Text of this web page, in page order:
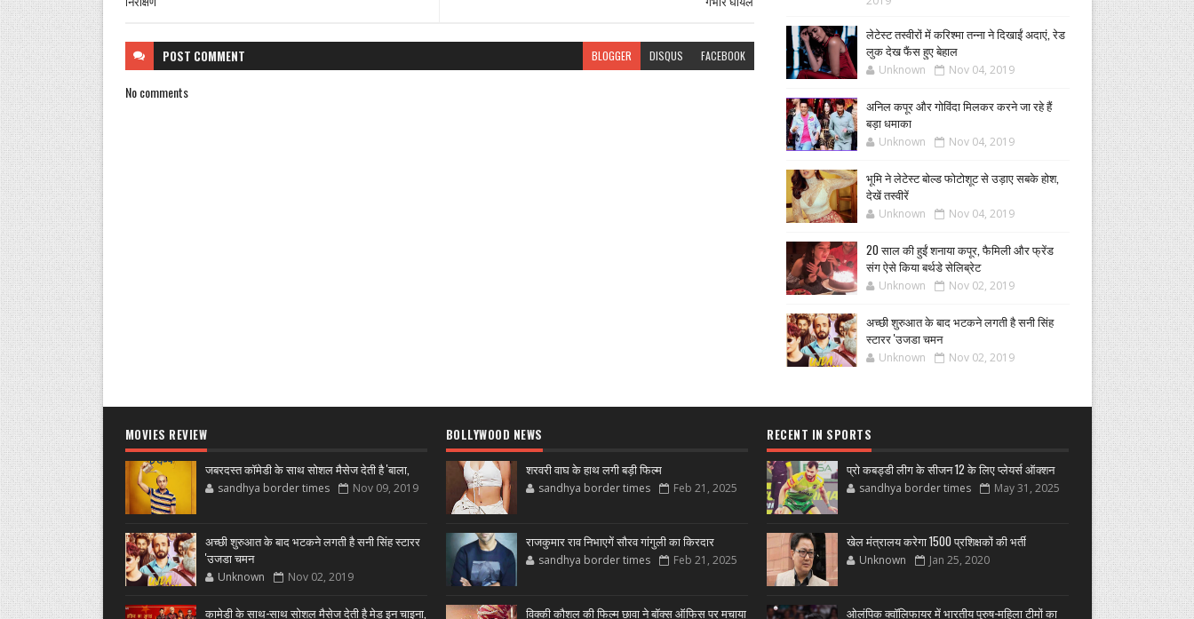
POST COMMENT BLOGGER DISQUS FACEBOOK
No comments
लेटेस्ट तस्वीरों में करिश्मा तन्ना ने दिखाईं अदाएं, रेड
लुक देख फैंस हुए बेहाल
Unknown Nov 04, 2019
अनिल कपूर और गोविंदा मिलकर करने जा रहे हैं
बड़ा धमाका
Unknown Nov 04, 2019
भूमि ने लेटेस्ट बोल्ड फोटोशूट से उड़ाए सबके होश,
देखें तस्वीरें
Unknown Nov 04, 2019
20 साल की हुईं शनाया कपूर, फैमिली और फ्रेंड
संग ऐसे किया बर्थडे सेलिब्रेट
Unknown Nov 02, 2019
अच्छी शुरुआत के बाद भटकने लगती है सनी सिंह
स्टारर 'उजडा चमन
Unknown Nov 02, 2019
MOVIES REVIEW
जबरदस्त कॉमेडी के साथ सोशल मैसेज देती है 'बाला,
sandhya border times Nov 09, 2019
अच्छी शुरुआत के बाद भटकने लगती है सनी सिंह स्टारर
'उजडा चमन
Unknown Nov 02, 2019
कामेडी के साथ-साथ सोशल मैसेज देती है मेड इन चाइना,
BOLLYWOOD NEWS
शरवरी वाघ के हाथ लगी बड़ी फिल्म
sandhya border times Feb 21, 2025
राजकुमार राव निभाएगें सौरव गांगुली का किरदार
sandhya border times Feb 21, 2025
विक्की कौशल की फिल्म छावा ने बॉक्स ऑफिस पर मचाया
RECENT IN SPORTS
प्रो कबड्डी लीग के सीजन 12 के लिए प्लेयर्स ऑक्शन
sandhya border times May 31, 2025
खेल मंत्रालय करेगा 1500 प्रशिक्षकों की भर्ती
Unknown Jan 25, 2020
ओलंपिक क्वॉलिफायर में भारतीय पुरुष-महिला टीमों का